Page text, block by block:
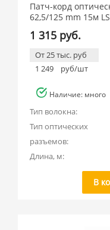
Патч-корд
62,5/125 mm 15м
1 315 руб.
От 25 тыс. руб
1 249
руб/шт
Наличие: много
Тип волокна:
Тип оптических
разъемов:
Длина, м:
В